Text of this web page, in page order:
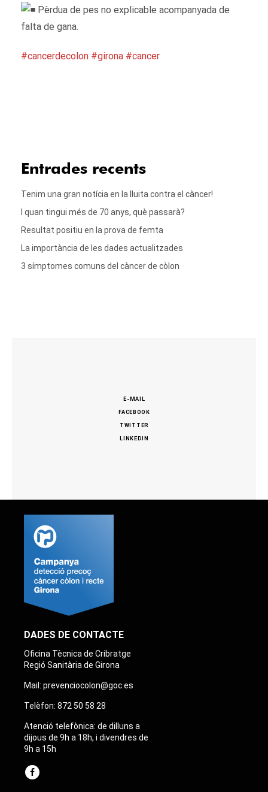
Pèrdua de pes no explicable acompanyada de
falta de gana.
#cancerdecolon #girona #cancer
Entrades recents
Tenim una gran notícia en la lluita contra el càncer!
I quan tingui més de 70 anys, què passarà?
Resultat positiu en la prova de femta
La importància de les dades actualitzades
3 símptomes comuns del càncer de còlon
E-MAIL
FACEBOOK
TWITTER
LINKEDIN
DADES DE CONTACTE
Oficina Tècnica de Cribratge
Regió Sanitària de Girona
Mail: prevenciocolon@goc.es
Telèfon: 872 50 58 28
Atenció telefònica: de dilluns a
dijous de 9h a 18h, i divendres de
9h a 15h